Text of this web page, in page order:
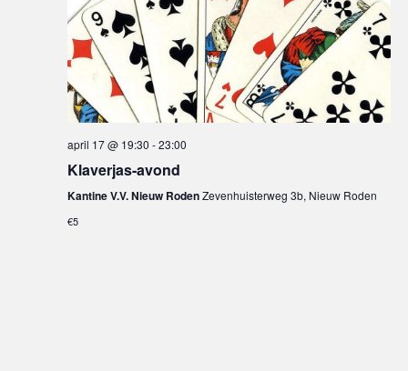
april 17 @ 19:30 -23:00
Klaverjas-avond
Kantine V.V. Nieuw RodenZevenhuisterweg 3b, Nieuw Roden
€5